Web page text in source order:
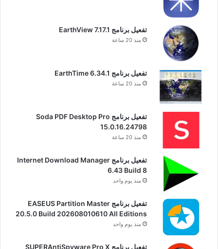
تفعيل برنامج EarthView 7.17.1
منذ 20 ساعة
تفعيل برنامج EarthTime 6.34.1
منذ 20 ساعة
تفعيل برنامج Soda PDF Desktop Pro
15.0.16.24798
منذ 20 ساعة
تفعيل برنامج Internet Download Manager
6.43 Build 8
منذ يوم واحد
تفعيل برنامج EASEUS Partition Master
20.5.0 Build 202608010610 All Editions
منذ يوم واحد
تفعيل برنامج SUPERAntiSpyware Pro X